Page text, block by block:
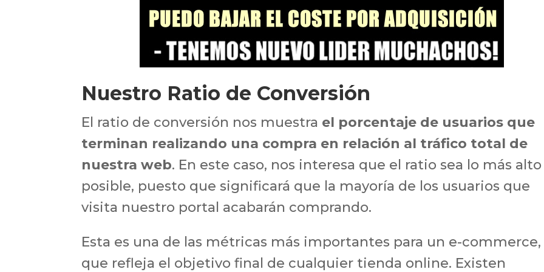
Nuestro Ratio de Conversión
El ratio de conversión nos muestra el porcentaje de usuarios que
terminan realizando una compra en relación al tráfico total de
nuestra web. En este caso, nos interesa que el ratio sea lo más alto
posible, puesto que significará que la mayoría de los usuarios que
visita nuestro portal acabarán comprando.
Esta es una de las métricas más importantes para un e-commerce,
que refleja el objetivo final de cualquier tienda online. Existen